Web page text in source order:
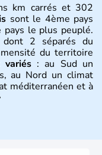
km carrés et 302
sont le 4ème pays
le plus peuplé.
2 séparés du
du territoire
variés: au Sud un
au Nord un climat
méditerranéen et à